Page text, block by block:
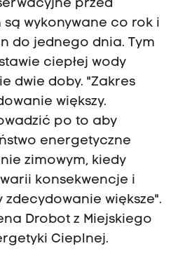
przed
wykonywane co rok i
do jednego dnia. Tym
ciepłej wody
dwie doby. "Zakres
większy.
po to aby
energetyczne
zimowym, kiedy
konsekwencje i
większe".
Drobot z Miejskiego
Cieplnej.